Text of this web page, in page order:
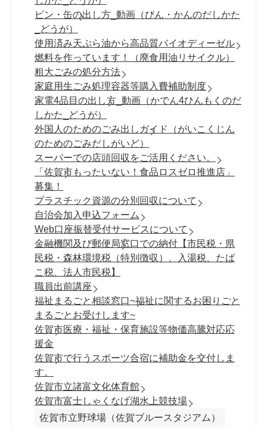
ビン・缶の出し方_動画（びん・かんのだしかた
_どうが）
使用済み天ぷら油から高品質バイオディーゼル
燃料を作っています！（廃食用油リサイクル）
粗大ごみの処分方法
家庭用生ごみ処理容器等購入費補助制度
家電4品目の出し方_動画（かでん4ひんもくのだ
しかた_どうが）
外国人のためのごみ出しガイド（がいこくじん
のためのごみだしがいど）
スーパーでの店頭回収をご活用ください。
「佐賀市もったいない！食品ロスゼロ推進店」
募集！
プラスチック資源の分別回収について
自治会加入申込フォーム
Web口座振替受付サービスについて
金融機関及び郵便局窓口での納付【市民税・県
民税・森林環境税（特別徴収）、入湯税、たば
こ税、法人市民税】
職員出前講座
福祉まるごと相談窓口~福祉に関するお困りごと
まるごとお受けします~
佐賀市医療・福祉・保育施設等物価高騰対応応
援金
佐賀市で行うスポーツ合宿に補助金を交付しま
す。
佐賀市立諸富文化体育館
佐賀市富士しゃくなげ湖水上競技場
佐賀市立野球場（佐賀ブルースタジアム）